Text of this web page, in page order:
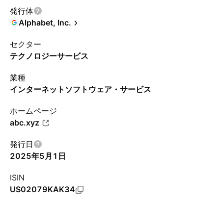
発行体
Alphabet, Inc.
セクター
テクノロジーサービス
業種
インターネットソフトウェア・サービス
ホームページ
abc.xyz
発行日
2025年5月1日
ISIN
US02079KAK34